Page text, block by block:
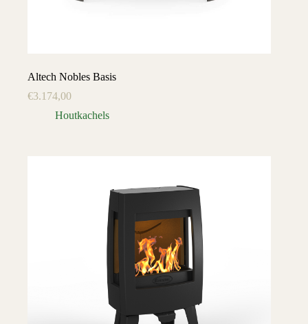
Altech Nobles Basis
€3.174,00
Houtkachels